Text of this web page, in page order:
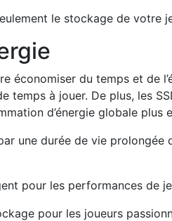
le stockage de votre
économiser du temps et de
à jouer. De plus, les
d’énergie globale plus
une durée de vie
pour les performances de
pour les joueurs